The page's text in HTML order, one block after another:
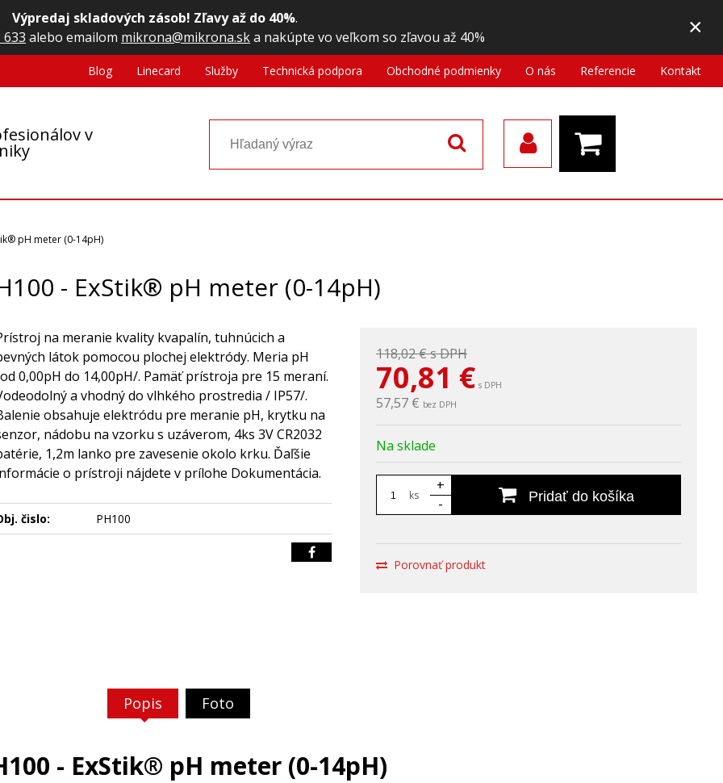
Výpredaj skladových zásob! Zľavy až do 40%.
633 alebo emailom mikrona@mikrona.ska nakúpte vo veľkom so zľavou až 40% ×
v
Blog Linecard Služby Technická podpora Obchodné podmienky O nás Referencie Kontakt
pH meter (0-14pH)
- ExStik® pH meter (0-14pH)
118,02 €s DPH
70,81 € s DPH
57,57 € bez DPH
Na sklade
ks
+
-
Pridať do košíka
Porovnať produkt
na meranie kvality kvapalín, tuhnúcich a
látok pomocou plochej elektródy. Meria pH
0,00pH do 14,00pH/. Pamäť prístroja pre 15 meraní.
a vhodný do vlhkého prostredia / IP57/.
obsahuje elektródu pre meranie pH, krytku na
nádobu na vzorku s uzáverom, 4ks 3V CR2032
1,2m lanko pre zavesenie okolo krku. Ďaľšie
o prístroji nájdete v prílohe Dokumentácia.
čislo: PH100
Popis Foto
- ExStik® pH meter (0-14pH)